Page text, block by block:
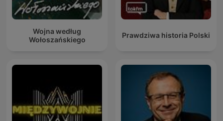
Wojna według
Wołoszańskiego
Prawdziwa historia Polski